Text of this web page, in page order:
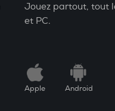
Jouez partout, tout
et PC.
Apple Android